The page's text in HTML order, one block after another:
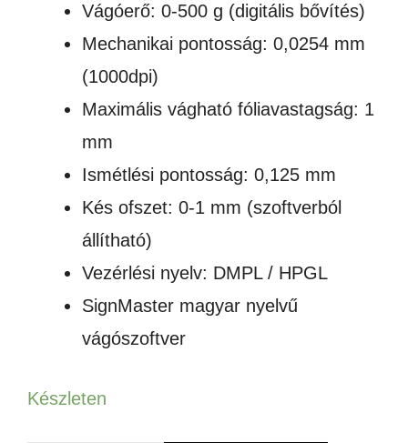
Vágóerő: 0-500 g (digitális bővítés)
Mechanikai pontosság: 0,0254 mm
(1000dpi)
Maximális vágható fóliavastagság: 1
mm
Ismétlési pontosság: 0,125 mm
Kés ofszet: 0-1 mm (szoftverból
állítható)
Vezérlési nyelv: DMPL / HPGL
SignMaster magyar nyelvű
vágószoftver
Készleten